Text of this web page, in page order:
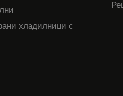
хладилници с